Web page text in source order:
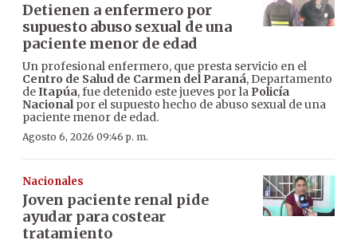
Detienen a enfermero por
supuesto abuso sexual de una
paciente menor de edad
Un profesional enfermero, que presta servicio en el
Centro de Salud de Carmen del Paraná, Departamento
deItapúa, fue detenido este jueves por la Policía
Nacionalpor el supuesto hecho de abuso sexual de una
paciente menor de edad.
Agosto 6, 2026 09:46 p. m.
Nacionales
Joven paciente renal pide
ayudar para costear
tratamiento